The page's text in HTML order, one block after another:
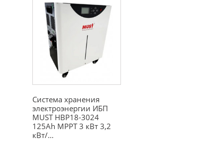
Система хранения
электроэнергии ИБП
MUST НВР18-3024
125Ah MPPT 3 кВт 3,2
кВт/…